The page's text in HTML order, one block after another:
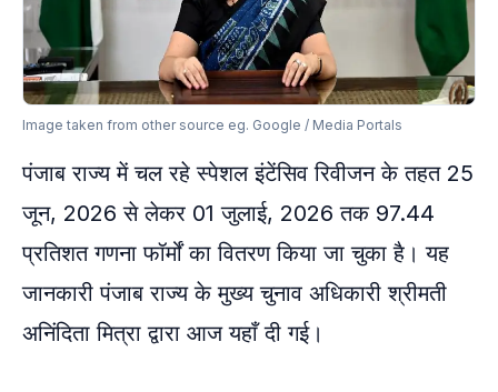
Image taken from other source eg. Google / Media Portals
पंजाब राज्य में चल रहे स्पेशल इंटेंसिव रिवीजन के तहत 25
जून, 2026 से लेकर 01 जुलाई, 2026 तक 97.44
प्रतिशत गणना फॉर्मों का वितरण किया जा चुका है। यह
जानकारी पंजाब राज्य के मुख्य चुनाव अधिकारी श्रीमती
अनिंदिता मित्रा द्वारा आज यहाँ दी गई।